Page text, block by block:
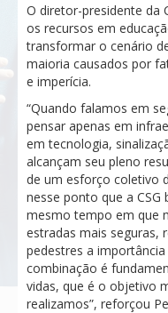
O diretor-presidente da
os recursos em
transformar o cenário
maioria causados por
e imperícia.
“Quando falamos em
pensar apenas em
em tecnologia,
alcançam seu pleno
de um esforço coletivo
nesse ponto que a CSG
mesmo tempo em que
estradas mais
pedestres a
combinação é
vidas, que é o objetivo
realizamos”, reforçou